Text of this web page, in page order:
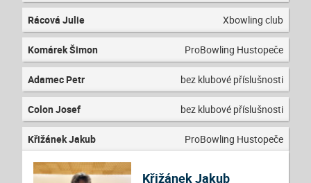
Rácová Julie Xbowling club
Komárek Šimon ProBowling Hustopeče
Adamec Petr bez klubové příslušnosti
Colon Josef bez klubové příslušnosti
Křižánek Jakub ProBowling Hustopeče
Křižánek Jakub